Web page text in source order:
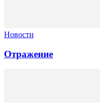
Новости
Отражение